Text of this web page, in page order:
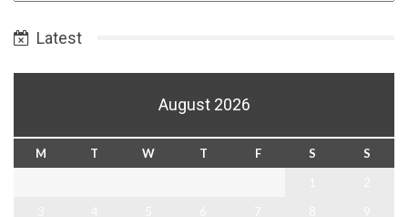
Latest
August 2026
M T W T F S
S